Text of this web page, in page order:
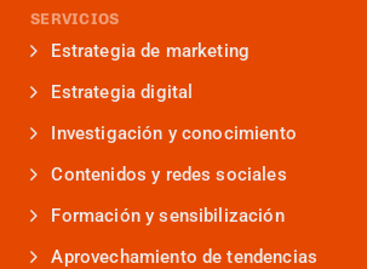
SERVICIOS
Estrategia de marketing
Estrategia digital
Investigación y conocimiento
Contenidos y redes sociales
Formación y sensibilización
Aprovechamiento de tendencias